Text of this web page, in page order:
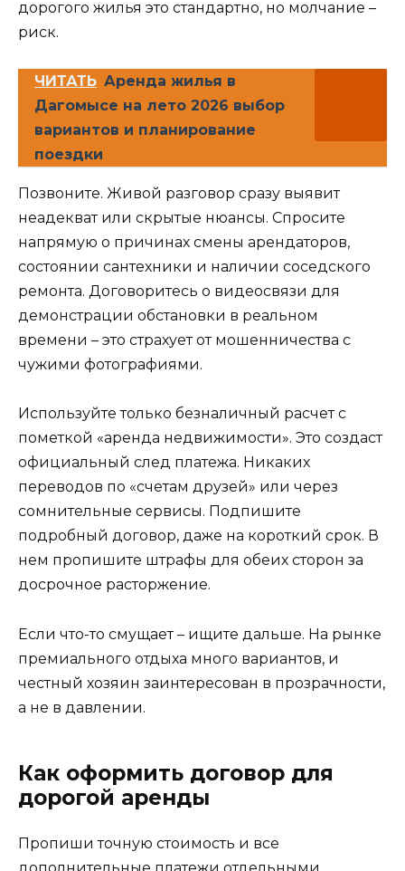
дорогого жилья это стандартно, но молчание –
риск.
ЧИТАТЬ Аренда жилья в
Дагомысе на лето 2026 выбор
вариантов и планирование
поездки
Позвоните. Живой разговор сразу выявит
неадекват или скрытые нюансы. Спросите
напрямую о причинах смены арендаторов,
состоянии сантехники и наличии соседского
ремонта. Договоритесь о видеосвязи для
демонстрации обстановки в реальном
времени – это страхует от мошенничества с
чужими фотографиями.
Используйте только безналичный расчет с
пометкой «аренда недвижимости». Это создаст
официальный след платежа. Никаких
переводов по «счетам друзей» или через
сомнительные сервисы. Подпишите
подробный договор, даже на короткий срок. В
нем пропишите штрафы для обеих сторон за
досрочное расторжение.
Если что-то смущает – ищите дальше. На рынке
премиального отдыха много вариантов, и
честный хозяин заинтересован в прозрачности,
а не в давлении.
Как оформить договор для
дорогой аренды
Пропиши точную стоимость и все
дополнительные платежи отдельными